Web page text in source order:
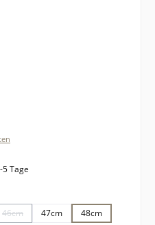
Tage
ist zurzeit nicht verfügbar.)
46cm
(Diese Option ist zurzeit nicht
47cm 48cm